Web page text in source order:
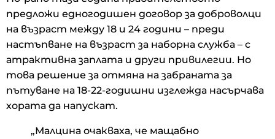
предложи едногодишен договор за доброволци
на възраст между 18 и 24 години – преди
настъпване на възраст за наборна служба – с
атрактивна заплата и други привилегии. Но
това решение за отмяна на забраната за
пътуване на 18-22-годишни изглежда насърчава
хората да напускат.
„Малцина очакваха, че мащабно